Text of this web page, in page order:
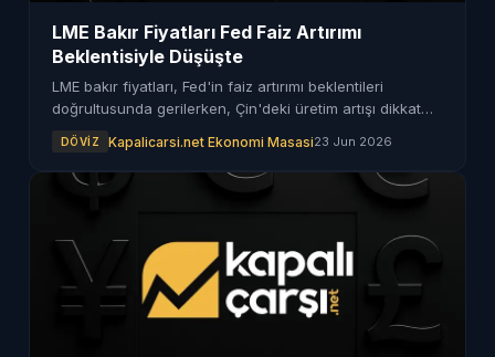
LME Bakır Fiyatları Fed Faiz Artırımı
Beklentisiyle Düşüşte
LME bakır fiyatları, Fed'in faiz artırımı beklentileri
doğrultusunda gerilerken, Çin'deki üretim artışı dikkat
DÖVIZ Kapalicarsi.net Ekonomi Masasi23 Jun 2026